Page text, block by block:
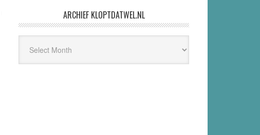
ARCHIEF KLOPTDATWEL.NL
Kloptdatwel.nl